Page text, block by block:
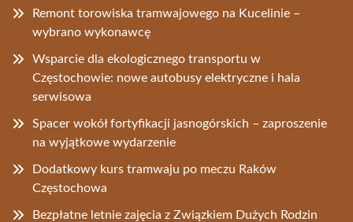
Remont torowiska tramwajowego na Kucelinie –
wybrano wykonawcę
Wsparcie dla ekologicznego transportu w
Częstochowie: nowe autobusy elektryczne i hala
serwisowa
Spacer wokół fortyfikacji jasnogórskich – zaproszenie
na wyjątkowe wydarzenie
Dodatkowy kurs tramwaju po meczu Raków
Częstochowa
Bezpłatne letnie zajęcia z Związkiem Dużych Rodzin